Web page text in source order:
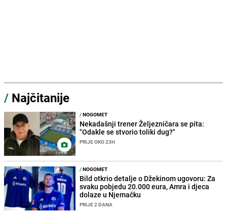
/ Najčitanije
/NOGOMET
Nekadašnji trener Željezničara se pita:
"Odakle se stvorio toliki dug?"
PRIJE OKO 23H
/NOGOMET
Bild otkrio detalje o Džekinom ugovoru: Za
svaku pobjedu 20.000 eura, Amra i djeca
dolaze u Njemačku
PRIJE 2 DANA